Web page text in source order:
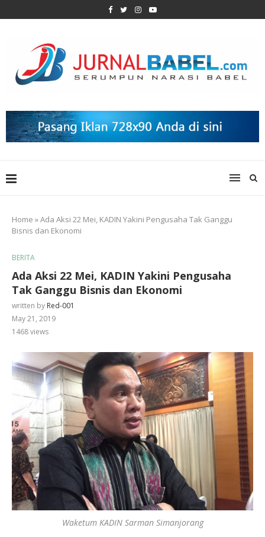
Home »Ada Aksi 22 Mei, KADIN Yakini Pengusaha Tak Ganggu
Bisnis dan Ekonomi
BERITA
Ada Aksi 22 Mei, KADIN Yakini Pengusaha
Tak Ganggu Bisnis dan Ekonomi
written by Red-001
May 21, 2019
1468views
Waketum KADIN Sarman Simanjorang